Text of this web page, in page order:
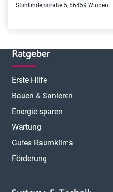
Stuhllindenstraße 5, 56459 Winnen
Ratgeber
Erste Hilfe
Bauen & Sanieren
Energie sparen
Wartung
Gutes Raumklima
Förderung